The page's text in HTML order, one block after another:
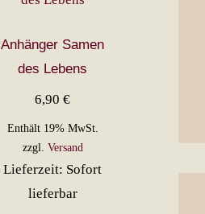
Anhänger Samen
des Lebens
6,90€
Enthält 19% MwSt.
zzgl. Versand
Lieferzeit: Sofort
lieferbar